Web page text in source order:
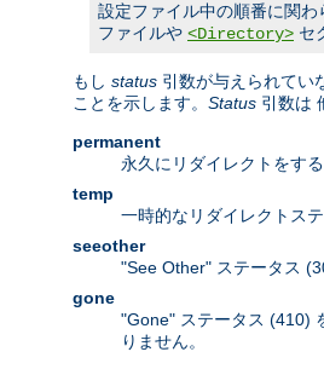
設定ファイル中の順番に関
ファイルや <Directory> セ
もし status 引数が与えられてい
ことを示します。 Status 引数は
permanent
永久にリダイレクトをす
temp
一時的なリダイレクトス
seeother
"See Other" ステータス
gone
"Gone" ステータス (410)
りません。